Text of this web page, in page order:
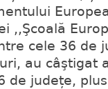
,,Şcoală
cele 36 de
au câştigat
de județe,